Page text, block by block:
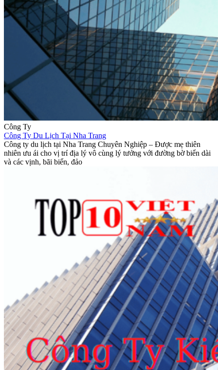
Công Ty
Công Ty Du Lịch Tại Nha Trang
Công ty du lịch tại Nha Trang Chuyên Nghiệp – Được mẹ thiên
nhiên ưu ái cho vị trí địa lý vô cùng lý tưởng với đường bờ biển dài
và các vịnh, bãi biển, đảo